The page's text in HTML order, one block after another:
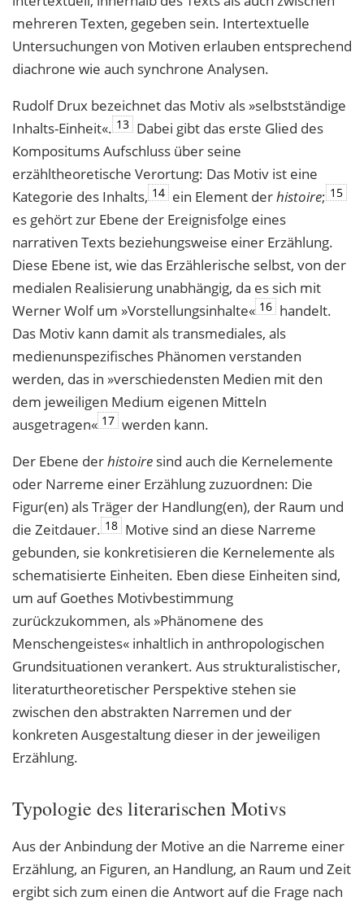
mehreren Texten, gegeben sein. Intertextuelle
Untersuchungen von Motiven erlauben entsprechend
diachrone wie auch synchrone Analysen.
Rudolf Drux bezeichnet das Motiv als »selbstständige
Inhalts-Einheit«. 13 Dabei gibt das erste Glied des
Kompositums Aufschluss über seine
erzähltheoretische Verortung: Das Motiv ist eine
Kategorie des Inhalts, 14 ein Element derhistoire; 15
es gehört zur Ebene der Ereignisfolge eines
narrativen Texts beziehungsweise einer Erzählung.
Diese Ebene ist, wie das Erzählerische selbst, von der
medialen Realisierung unabhängig, da es sich mit
Werner Wolf um »Vorstellungsinhalte« 16 handelt.
Das Motiv kann damit als transmediales, als
medienunspezifisches Phänomen verstanden
werden, das in »verschiedensten Medien mit den
dem jeweiligen Medium eigenen Mitteln
ausgetragen« 17 werden kann.
Der Ebene derhistoire sind auch die Kernelemente
oder Narreme einer Erzählung zuzuordnen: Die
Figur(en) als Träger der Handlung(en), der Raum und
die Zeitdauer. 18 Motive sind an diese Narreme
gebunden, sie konkretisieren die Kernelemente als
schematisierte Einheiten. Eben diese Einheiten sind,
um auf Goethes Motivbestimmung
zurückzukommen, als »Phänomene des
Menschengeistes« inhaltlich in anthropologischen
Grundsituationen verankert. Aus strukturalistischer,
literaturtheoretischer Perspektive stehen sie
zwischen den abstrakten Narremen und der
konkreten Ausgestaltung dieser in der jeweiligen
Erzählung.
Typologie des literarischen Motivs
Aus der Anbindung der Motive an die Narreme einer
Erzählung, an Figuren, an Handlung, an Raum und Zeit
ergibt sich zum einen die Antwort auf die Frage nach